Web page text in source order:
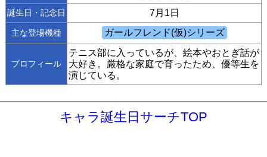
誕生日・記念日 7月1日
主な登場機種
プロフィール
テニス部に入っているが、絵本やおとぎ話が
大好き。厳格な家庭で育ったため、優等生を
演じている。
キャラ誕生日サーチTOP